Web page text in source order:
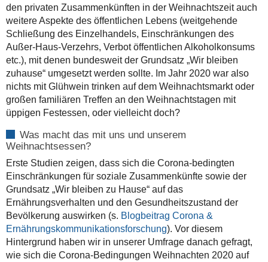
den privaten Zusammenkünften in der Weihnachtszeit auch
weitere Aspekte des öffentlichen Lebens (weitgehende
Schließung des Einzelhandels, Einschränkungen des
Außer-Haus-Verzehrs, Verbot öffentlichen Alkoholkonsums
etc.), mit denen bundesweit der Grundsatz „Wir bleiben
zuhause“ umgesetzt werden sollte. Im Jahr 2020 war also
nichts mit Glühwein trinken auf dem Weihnachtsmarkt oder
großen familiären Treffen an den Weihnachtstagen mit
üppigen Festessen, oder vielleicht doch?
Was macht das mit uns und unserem
Weihnachtsessen?
Erste Studien zeigen, dass sich die Corona-bedingten
Einschränkungen für soziale Zusammenkünfte sowie der
Grundsatz „Wir bleiben zu Hause“ auf das
Ernährungsverhalten und den Gesundheitszustand der
Bevölkerung auswirken (s. Blogbeitrag Corona &
Ernährungskommunikationsforschung). Vor diesem
Hintergrund haben wir in unserer Umfrage danach gefragt,
wie sich die Corona-Bedingungen Weihnachten 2020 auf